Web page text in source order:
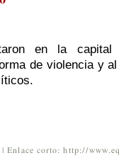
en la capital
de violencia y
| Enlace corto: http://